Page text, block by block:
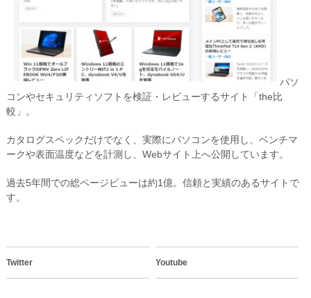
パソ
コンやセキュリティソフトを検証・レビューするサイト「the比
較」。
カタログスペックだけでなく、実際にパソコンを使用し、ベンチマ
ークや表面温度などを計測し、Webサイト上へ公開しています。
過去5年間での総ページビューは約1億。信頼と実績のあるサイトで
す。
Twitter Youtube